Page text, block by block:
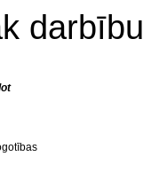
darbību